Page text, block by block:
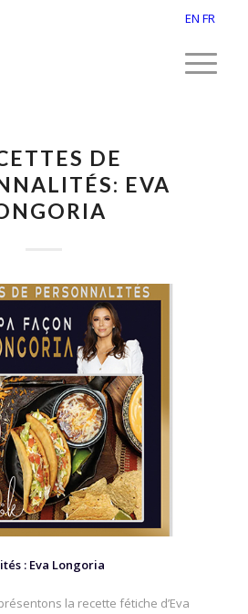
DE
EVA
: Eva Longoria
la recette fétiche d’Eva
EN FR